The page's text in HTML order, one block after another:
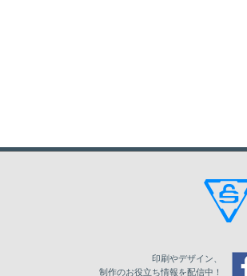
297,143 327,365 358,160
378,263
398,152
387,310 438,023
印刷やデザイン、
制作のお役立ち情報を配信中！